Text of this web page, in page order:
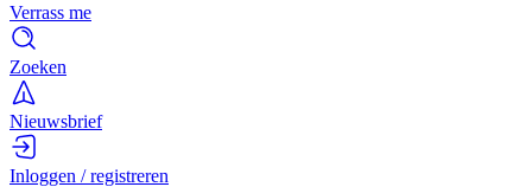
Verrass me
Zoeken
Nieuwsbrief
Inloggen / registreren